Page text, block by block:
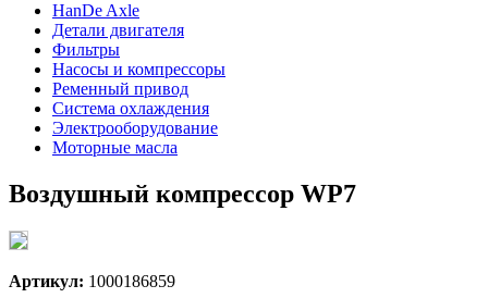
HanDe Axle
Детали двигателя
Фильтры
Насосы и компрессоры
Ременный привод
Система охлаждения
Электрооборудование
Моторные масла
Воздушный компрессор WP7
Артикул: 1000186859